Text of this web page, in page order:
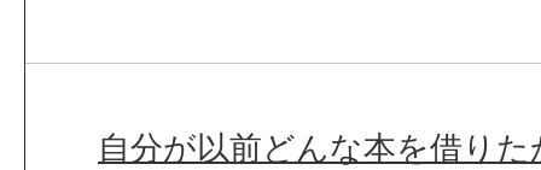
自分が以前どんな本を借り